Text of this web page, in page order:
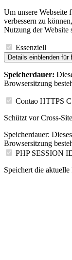
Um unsere Webseite
verbessern zu
Nutzung der Website
Essenziell
Details einblenden für
Speicherdauer:
Browsersitzung
Contao HTTPS
Schützt vor Cross-
Speicherdauer:
Browsersitzung
PHP SESSION
Speichert die aktuelle